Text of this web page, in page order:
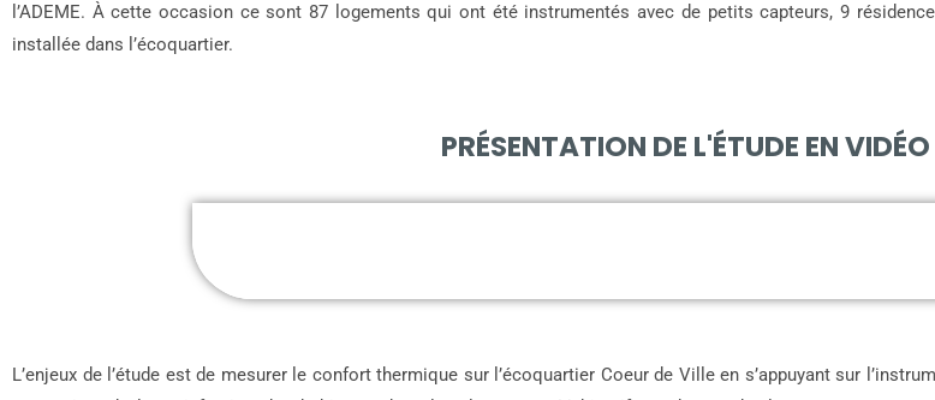
l’ADEME. À cette occasion ce sont 87 logements qui ont été instrumentés avec de petits capteurs, 9
installée dans l’écoquartier.
PRÉSENTATION DE L'ÉTUDE EN VIDÉO
L’enjeux de l’étude est de mesurer le confort thermique sur l’écoquartier Coeur de Ville en s’appuyant sur